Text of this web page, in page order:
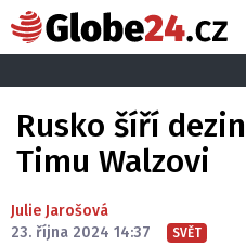
Rusko šíří
Timu Walzovi
Julie Jarošová
23. října 2024 14:37
SVĚT